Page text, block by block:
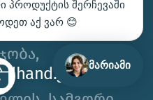
მარიამი
პროდუქტის შერჩევაში
აქ ვარ 😊